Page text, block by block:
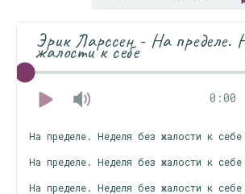
Эрик Ларссен - На пределе.
жалости к себе
0:00
На пределе. Неделя без жалости к себе
На пределе. Неделя без жалости к себе
На пределе. Неделя без жалости к себе